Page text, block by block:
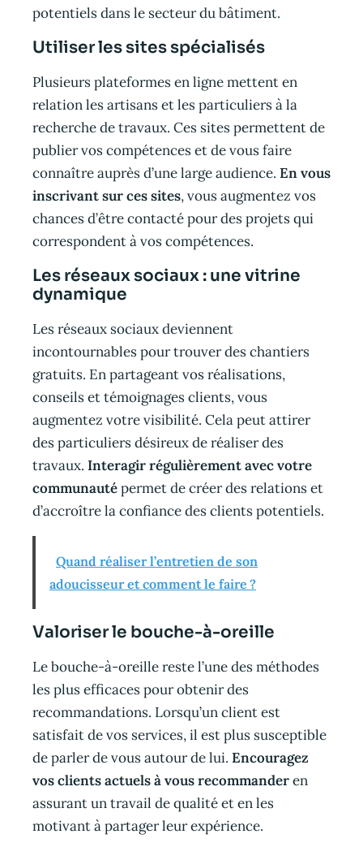
potentiels dans le secteur du bâtiment.
Utiliser les sites spécialisés
Plusieurs plateformes en ligne mettent en
relation les artisans et les particuliers à la
recherche de travaux. Ces sites permettent de
publier vos compétences et de vous faire
connaître auprès d’une large audience. En vous
inscrivant sur ces sites, vous augmentez vos
chances d’être contacté pour des projets qui
correspondent à vos compétences.
Les réseaux sociaux : une vitrine
dynamique
Les réseaux sociaux deviennent
incontournables pour trouver des chantiers
gratuits. En partageant vos réalisations,
conseils et témoignages clients, vous
augmentez votre visibilité. Cela peut attirer
des particuliers désireux de réaliser des
travaux. Interagir régulièrement avec votre
communautépermet de créer des relations et
d’accroître la confiance des clients potentiels.
Quand réaliser l’entretien de son
adoucisseur et comment le faire ?
Valoriser le bouche-à-oreille
Le bouche-à-oreille reste l’une des méthodes
les plus efficaces pour obtenir des
recommandations. Lorsqu’un client est
satisfait de vos services, il est plus susceptible
de parler de vous autour de lui. Encouragez
vos clients actuels à vous recommanderen
assurant un travail de qualité et en les
motivant à partager leur expérience.